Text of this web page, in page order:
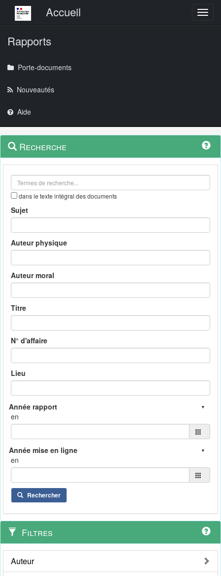
Menu principalAccueil
Rapports
Porte-documents
Nouveautés
Aide
Navigation
outils
Menu
contextuel
Recherche
dans le texte intégral des documents
Sujet
Auteur physique
Auteur moral
Titre
N° d'affaire
Lieu
en
en
Rechercher
Filtres
Auteur